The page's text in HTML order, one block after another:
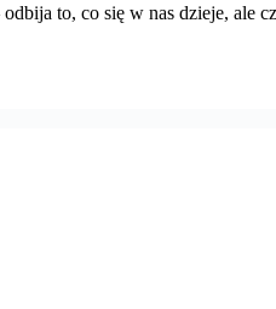
to, co się w nas dzieje,